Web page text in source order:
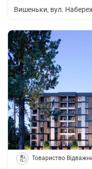
Вишеньки, вул.
Товариство